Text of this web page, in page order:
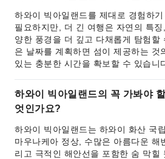
하와이 빅아일랜드를 제대로 경험하
필요하지만, 더 긴 여행은 자연의 특
양한 풍경을 더 깊고 다채롭게 탐험할
은 날짜를 계획하면 섬이 제공하는 것
있는 충분한 시간을 확보할 수 있습니
하와이 빅아일랜드의 꼭 가봐야
엇인가요?
하와이 빅아일랜드는 하와이 화산 국
마우나케아 정상, 수많은 아름다운 해
리고 극적인 해안선을 포함한 숨 막힐